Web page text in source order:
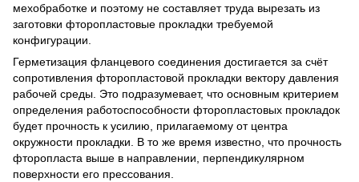
мехобработке и поэтому не составляет труда вырезать из
заготовки фторопластовые прокладки требуемой
конфигурации.
Герметизация фланцевого соединения достигается за счёт
сопротивления фторопластовой прокладки вектору давления
рабочей среды. Это подразумевает, что основным критерием
определения работоспособности фторопластовых прокладок
будет прочность к усилию, прилагаемому от центра
окружности прокладки. В то же время известно, что прочность
фторопласта выше в направлении, перпендикулярном
поверхности его прессования.